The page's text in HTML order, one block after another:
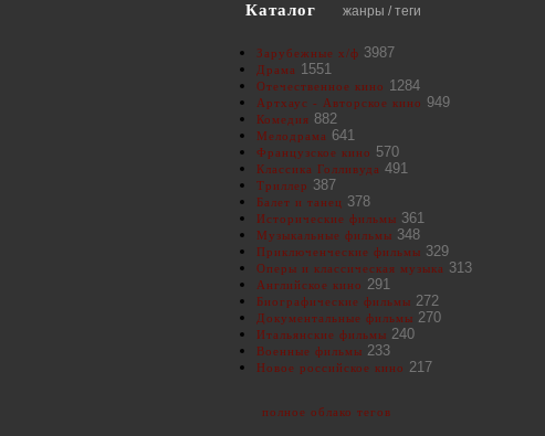
Каталог жанры / теги
Зарубежные х/ф 3987
Драма 1551
Отечественное кино 1284
Артхаус - Авторское кино 949
Комедия 882
Мелодрама 641
Французское кино 570
Классика Голливуда 491
Триллер 387
Балет и танец 378
Исторические фильмы 361
Музыкальные фильмы 348
Приключенческие фильмы 329
Оперы и классическая музыка 313
Английское кино 291
Биографические фильмы 272
Документальные фильмы 270
Итальянские фильмы 240
Военные фильмы 233
Новое российское кино 217
полное облако тегов